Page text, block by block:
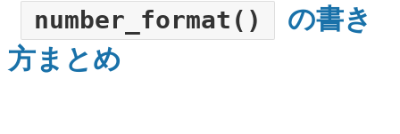
number_format()
の書き
方まとめ